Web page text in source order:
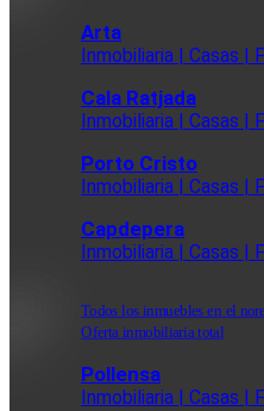
Arta
Inmobiliaria | Casas |
Cala Ratjada
Inmobiliaria | Casas |
Porto Cristo
Inmobiliaria | Casas |
Capdepera
Inmobiliaria | Casas |
Todos los inmuebles en el
Oferta inmobiliaria total
Pollensa
Inmobiliaria | Casas |